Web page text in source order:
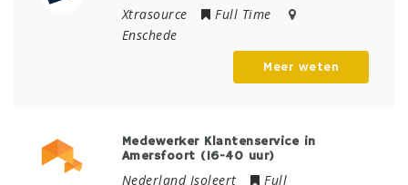
Xtrasource
Full Time
Enschede
Meer weten
Medewerker Klantenservice in
Amersfoort (16-40 uur)
Nederland Isoleert
Full